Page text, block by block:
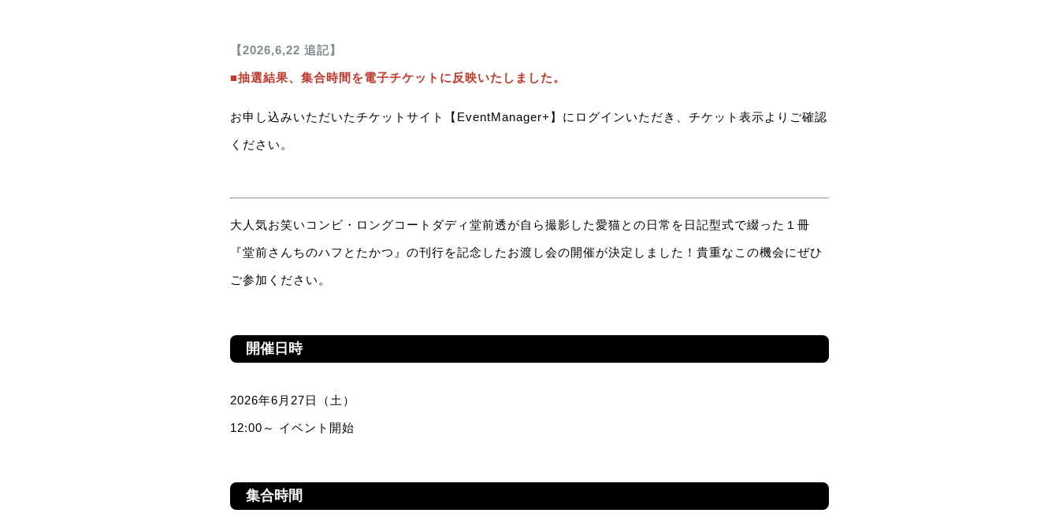
【2026,6,22 追記】
■抽選結果、集合時間を電子チケットに反映いたしました。
お申し込みいただいたチケットサイト【EventManager+】にログインいただき、チケット表示よりご確認
ください。
大人気お笑いコンビ・ロングコートダディ堂前透が自ら撮影した愛猫との日常を日記型式で綴った１冊
『堂前さんちのハフとたかつ』の刊行を記念したお渡し会の開催が決定しました！貴重なこの機会にぜひ
ご参加ください。
開催日時
2026年6月27日（土）
12:00～ イベント開始
集合時間